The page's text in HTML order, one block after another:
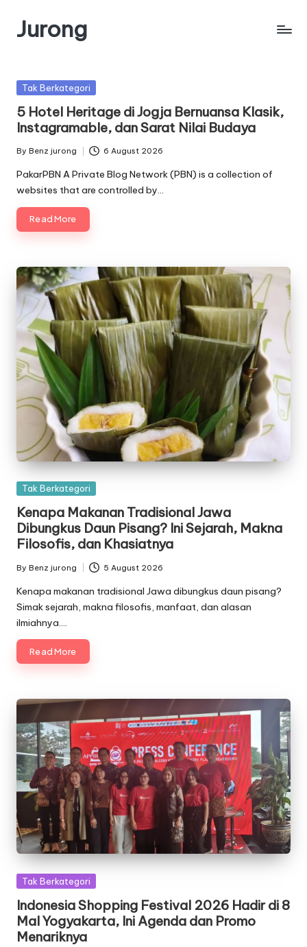
Jurong
Posted
Tak Berkategori
5 Hotel Heritage di Jogja Bernuansa Klasik,
Instagramable, dan Sarat Nilai Budaya
Posted
by
By Benz jurong 6 August 2026
PakarPBN A Private Blog Network (PBN) is a collection of
websites that are controlled by…
Read More
Posted
Tak Berkategori
Kenapa Makanan Tradisional Jawa
Dibungkus Daun Pisang? Ini Sejarah, Makna
Filosofis, dan Khasiatnya
Posted
by
By Benz jurong 5 August 2026
Kenapa makanan tradisional Jawa dibungkus daun pisang?
Simak sejarah, makna filosofis, manfaat, dan alasan
ilmiahnya.…
Read More
Posted
Tak Berkategori
Indonesia Shopping Festival 2026 Hadir di 8
Mal Yogyakarta, Ini Agenda dan Promo
Menariknya